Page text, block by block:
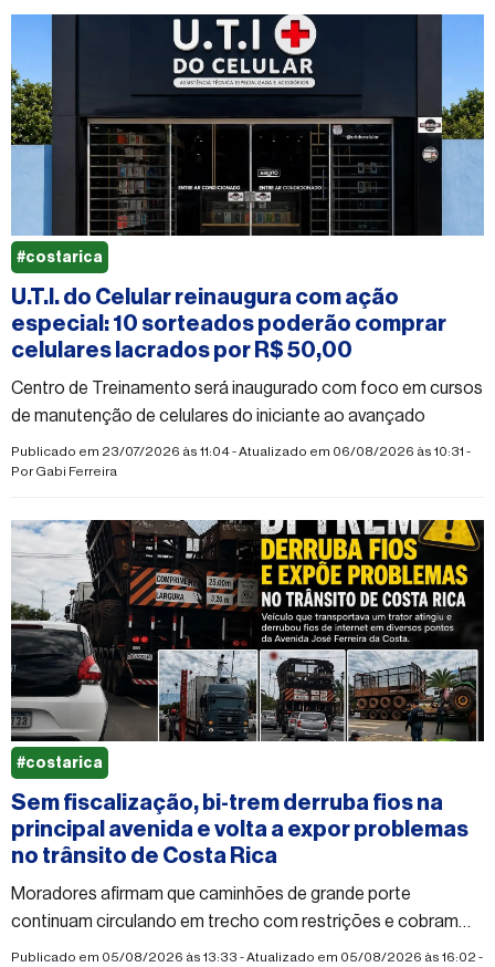
U.T.I. do Celular reinaugura com ação
especial: 10 sorteados poderão comprar
celulares lacrados por R$ 50,00
Centro de Treinamento será inaugurado com foco em cursos
de manutenção de celulares do iniciante ao avançado
Publicado em 23/07/2026 às 11:04 - Atualizado em 06/08/2026 às 10:31 -
PorGabi Ferreira
#costarica
Sem fiscalização, bi-trem derruba fios na
principal avenida e volta a expor problemas
no trânsito de Costa Rica
Moradores afirmam que caminhões de grande porte
continuam circulando em trecho com restrições e cobram
providências do poder público
Publicado em 05/08/2026 às 13:33 - Atualizado em 05/08/2026 às 16:02 -
#costarica